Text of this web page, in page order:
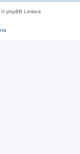
phpBB Limited